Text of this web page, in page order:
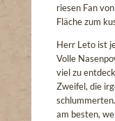
riesen Fan
Fläche zum
Herr Leto ist
Volle
viel zu
Zweifel, die
am besten,